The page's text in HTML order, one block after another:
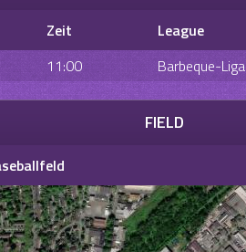
Zeit League
11:00 Barbeque-Liga
FIELD